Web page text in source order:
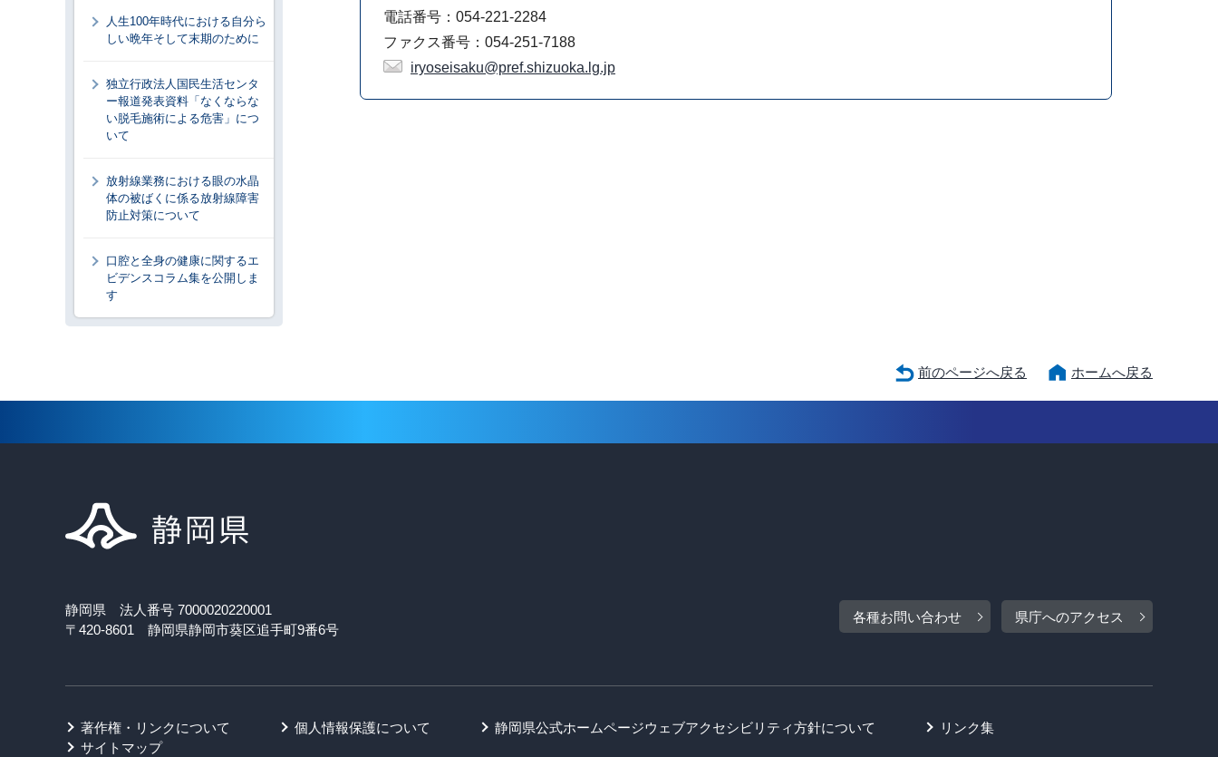
電話番号：054-221-2284
ファクス番号：054-251-7188
iryoseisaku@pref.shizuoka.lg.jp
人生100年時代における自分ら
しい晩年そして末期のために
独立行政法人国民生活センタ
ー報道発表資料「なくならな
い脱毛施術による危害」につ
いて
放射線業務における眼の水晶
体の被ばくに係る放射線障害
防止対策について
口腔と全身の健康に関するエ
ビデンスコラム集を公開しま
す
前のページへ戻る ホームへ戻る
静岡県 法人番号 7000020220001
〒420-8601 静岡県静岡市葵区追手町9番6号
各種お問い合わせ 県庁へのアクセス
著作権・リンクについて 個人情報保護について 静岡県公式ホームページウェブアクセシビリティ方針について
リンク集
サイトマップ